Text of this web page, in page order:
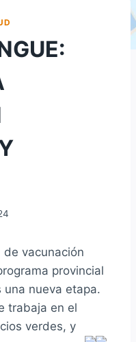
de vacunación
provincial
una nueva etapa.
trabaja en el
verdes, y